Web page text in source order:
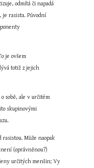
odmítá či napadá
rasista. Původní
je ovšem
totiž z jejich
sobě, ale v určitém
skupinovými
Může naopak
(oprávněnou?)
určitých menšin; Vy